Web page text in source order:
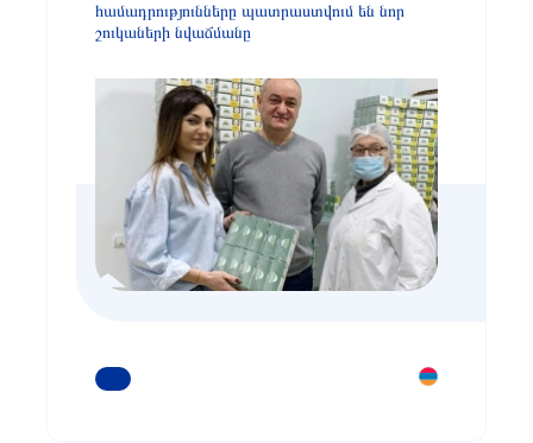
համադրությունները պատրաստվում են նոր
շուկաների նվաճմանը
ԿԱՐԴԱՑԵՔ ԱՎԵԼԻՆ